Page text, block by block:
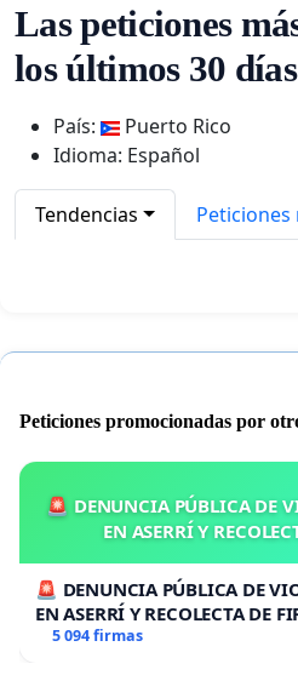
Las peticiones
los últimos 30 días
País:
Puerto Rico
Idioma: Español
Tendencias Peticiones
Peticiones promocionadas por
🚨 DENUNCIA PÚBLICA DE
EN ASERRÍ Y
🚨 DENUNCIA PÚBLICA DE
EN ASERRÍ Y RECOLECTA DE
5 094 firmas